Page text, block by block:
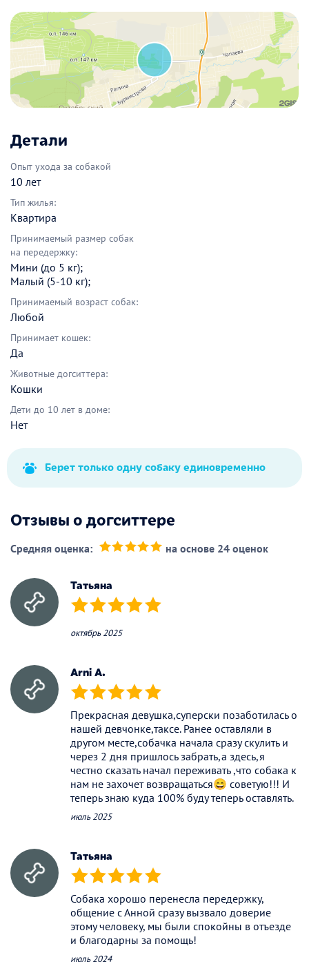
Детали
Опыт ухода за собакой
10 лет
Тип жилья:
Квартира
Принимаемый размер собак
на передержку:
Мини (до 5 кг);
Малый (5-10 кг);
Принимаемый возраст собак:
Любой
Принимает кошек:
Да
Животные догситтера:
Кошки
Дети до 10 лет в доме:
Нет
Берет только одну собаку единовременно
Отзывы о догситтере
Средняя оценка: на основе 24 оценок
Татьяна
(*) (*) (*) (*) (*)
октябрь 2025
Arni A.
(*) (*) (*) (*) (*)
Прекрасная девушка,суперски позаботилась о
нашей девчонке,таксе. Ранее оставляли в
другом месте,собачка начала сразу скулить и
через 2 дня пришлось забрать,а здесь,я
честно сказать начал переживать ,что собака к
нам не захочет возвращаться😄 советую!!! И
теперь знаю куда 100% буду теперь оставлять.
июль 2025
Татьяна
(*) (*) (*) (*) (*)
Собака хорошо перенесла передержку,
общение с Анной сразу вызвало доверие
этому человеку, мы были спокойны в отъезде
и благодарны за помощь!
июль 2024